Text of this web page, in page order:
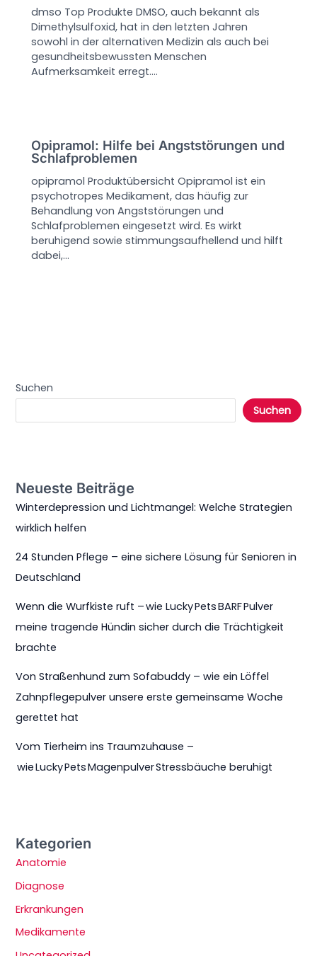
dmso Top Produkte DMSO, auch bekannt als
Dimethylsulfoxid, hat in den letzten Jahren
sowohl in der alternativen Medizin als auch bei
gesundheitsbewussten Menschen
Aufmerksamkeit erregt.…
Opipramol: Hilfe bei Angststörungen und
Schlafproblemen
opipramol Produktübersicht Opipramol ist ein
psychotropes Medikament, das häufig zur
Behandlung von Angststörungen und
Schlafproblemen eingesetzt wird. Es wirkt
beruhigend sowie stimmungsaufhellend und hilft
dabei,…
Suchen
Suchen
Neueste Beiträge
Winterdepression und Lichtmangel: Welche Strategien
wirklich helfen
24 Stunden Pflege – eine sichere Lösung für Senioren in
Deutschland
Wenn die Wurfkiste ruft – wie Lucky Pets BARF Pulver
meine tragende Hündin sicher durch die Trächtigkeit
brachte
Von Straßenhund zum Sofabuddy – wie ein Löffel
Zahnpflegepulver unsere erste gemeinsame Woche
gerettet hat
Vom Tierheim ins Traumzuhause –
wie Lucky Pets Magenpulver Stressbäuche beruhigt
Kategorien
Anatomie
Diagnose
Erkrankungen
Medikamente